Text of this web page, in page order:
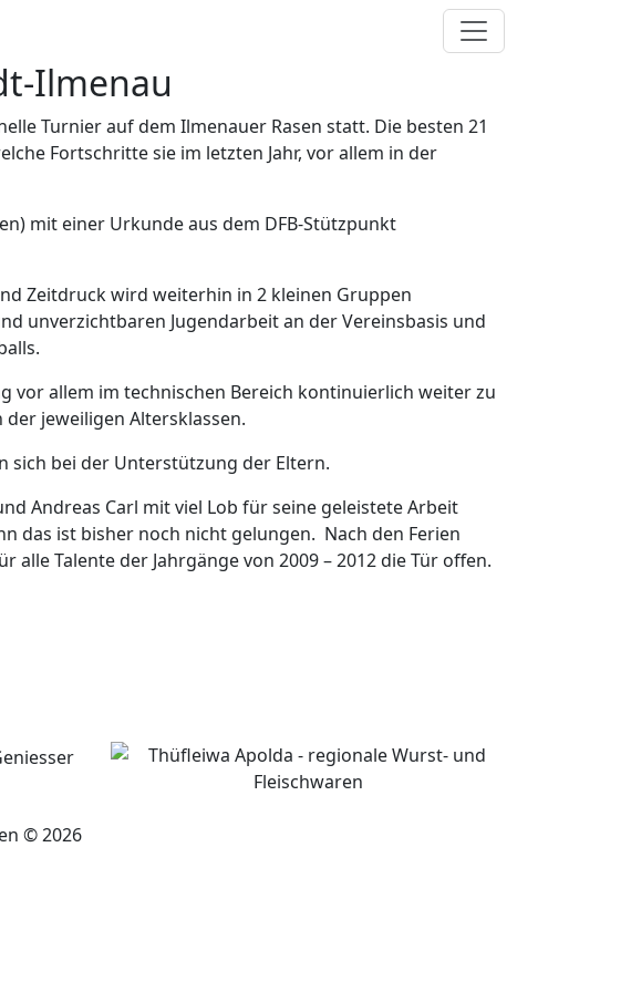
Ilmenau
Turnier auf dem Ilmenauer Rasen statt. Die besten 21
Fortschritte sie im letzten Jahr, vor allem in der
mit einer Urkunde aus dem DFB-Stützpunkt
Zeitdruck wird weiterhin in 2 kleinen Gruppen
unverzichtbaren Jugendarbeit an der Vereinsbasis und
vor allem im technischen Bereich kontinuierlich weiter zu
jeweiligen Altersklassen.
sich bei der Unterstützung der Eltern.
Andreas Carl mit viel Lob für seine geleistete Arbeit
das ist bisher noch nicht gelungen. Nach den Ferien
Talente der Jahrgänge von 2009 – 2012 die Tür offen.
© 2026